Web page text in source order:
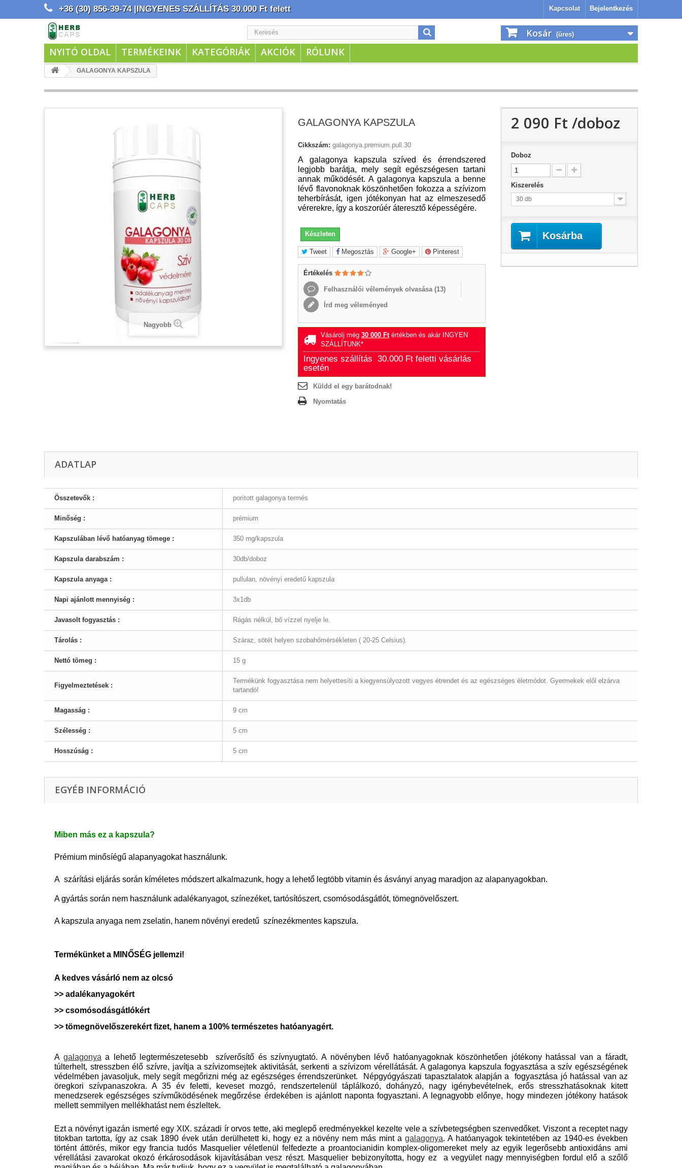
Bejelentkezés
Kapcsolat
+36 (30) 856-39-74 |INGYENES SZÁLLÍTÁS 30.000 Ft felett
Kosár (üres)
NYITÓ OLDAL TERMÉKEINK KATEGÓRIÁK AKCIÓK RÓLUNK
GALAGONYA KAPSZULA
Nagyobb
GALAGONYA KAPSZULA
Cikkszám: galagonya.premium.pull.30
A galagonya kapszulaszíved és érrendszered
legjobb barátja, mely segít egészségesen tartani
annak működését. A galagonya kapszula a benne
lévő flavonoknak köszönhetően fokozza a szívizom
teherbírását, igen jótékonyan hat az elmeszesedő
vérerekre, így a koszorúér áteresztő képességére.
Készleten
Tweet Megosztás Google+ Pinterest
Értékelés
Felhasználói vélemények olvasása (13)
Írd meg véleményed
Vásárolj még 30 000 Ft‎értékben és akár INGYEN
SZÁLLÍTUNK*
Ingyenes szállítás 30.000 Ft feletti vásárlás
esetén
Küldd el egy barátodnak!
Nyomtatás
2 090 Ft‎ /doboz
Doboz
Kiszerelés
30 db
Kosárba
ADATLAP
Összetevők : porított galagonya termés
Minőség : prémium
Kapszulában lévő hatóanyag tömege : 350 mg/kapszula
Kapszula darabszám : 30db/doboz
Kapszula anyaga : pullulan, növényi eredetű kapszula
Napi ajánlott mennyiség : 3x1db
Javasolt fogyasztás : Rágás nélkül, bő vízzel nyelje le.
Tárolás : Száraz, sötét helyen szobahőmérsékleten ( 20-25 Celsius).
Nettó tömeg : 15 g
Figyelmeztetések :
Termékünk fogyasztása nem helyettesíti a kiegyensúlyozott vegyes étrendet és az egészséges életmódot. Gyermekek elől elzárva
tartandó!
Magasság : 9 cm
Szélesség : 5 cm
Hosszúság : 5 cm
EGYÉB INFORMÁCIÓ
Miben más ez a kapszula?
Prémium minősíégű alapanyagokat használunk.
A szárítási eljárás során kíméletes módszert alkalmazunk, hogy a lehető legtöbb vitamin és ásványi anyag maradjon az alapanyagokban.
A gyártás során nem használunk adalékanyagot, színezéket, tartósítószert, csomósodásgátlót, tömegnövelőszert.
A kapszula anyaga nem zselatin, hanem növényi eredetű színezékmentes kapszula.
Termékünket a MINŐSÉG jellemzi!
A kedves vásárló nem az olcsó
>> adalékanyagokért
>> csomósodásgátlókért
>> tömegnövelőszerekért fizet, hanem a 100% természetes hatóanyagért.
A galagonya a lehető legtermészetesebb szíverősítő és szívnyugtató. A növényben lévő hatóanyagoknak köszönhetően jótékony hatással van a fáradt,
túlterhelt, stresszben élő szívre, javítja a szívizomsejtek aktivitását, serkenti a szívizom vérellátását. A galagonya kapszula fogyasztása a szív egészségének
védelmében javasoljuk, mely segít megőrizni még az egészséges érrendszerünket. Népgyógyászati tapasztalatok alapján a fogyasztása jó hatással van az
öregkori szívpanaszokra. A35 év feletti, keveset mozgó, rendszertelenül táplálkozó, dohányzó, nagy igénybevételnek, erős stresszhatásoknak kitett
menedzserek egészséges szívműködésének megőrzése érdekében is ajánlott naponta fogyasztani. A legnagyobb előnye, hogy mindezen jótékony hatások
mellett semmilyen mellékhatást nem észleltek.
Ezt a növényt igazán ismerté egy XIX. századi ír orvos tette, aki meglepő eredményekkel kezelte vele a szívbetegségben szenvedőket. Viszont a receptet nagy
titokban tartotta, így az csak 1890 évek után derülhetett ki, hogy ez a növény nem más mint agalagonya. A hatóanyagok tekintetében az 1940-es években
történt áttörés, mikor egy francia tudós Masquelier véletlenül felfedezte a proantocianidin komplex-oligomereket mely az egyik legerősebb antioxidáns ami
vérellátási zavarokat okozó érkárosodások kijavításában vesz részt. Masquelier bebizonyította, hogy ez a vegyület nagy mennyiségben fordul elő a szőlő